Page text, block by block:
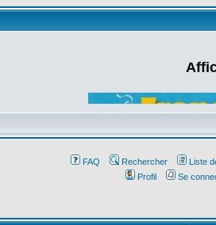
FAQ Rechercher Liste
Profil
Se